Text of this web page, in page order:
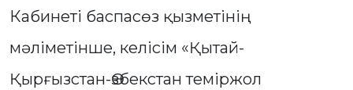
Кабинеті баспасөз қызметінің
мәліметінше, келісім «Қытай-
Қырғызстан-Өзбекстан теміржол